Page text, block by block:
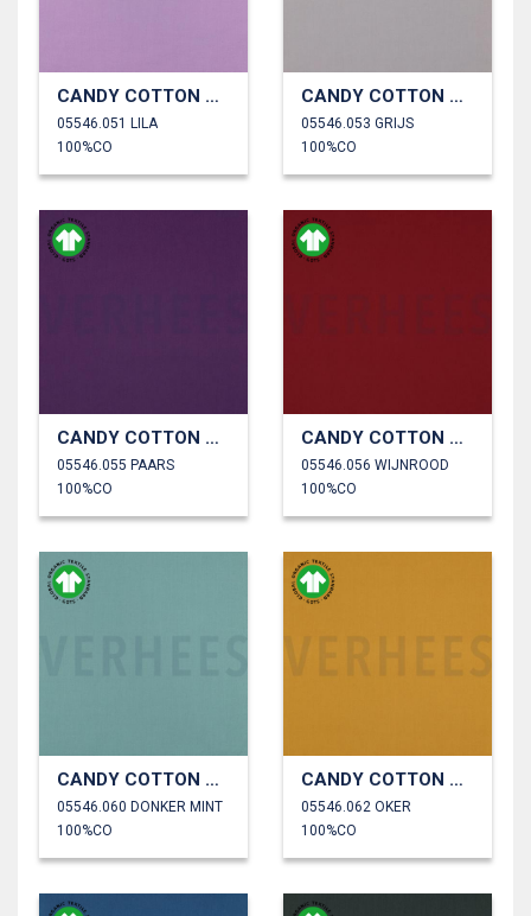
CANDY COTTON GOTS
05546.051 LILA
100%CO
CANDY COTTON GOTS
05546.053 GRIJS
100%CO
CANDY COTTON GOTS
05546.055 PAARS
100%CO
CANDY COTTON GOTS
05546.056 WIJNROOD
100%CO
CANDY COTTON GOTS
05546.060 DONKER MINT
100%CO
CANDY COTTON GOTS
05546.062 OKER
100%CO